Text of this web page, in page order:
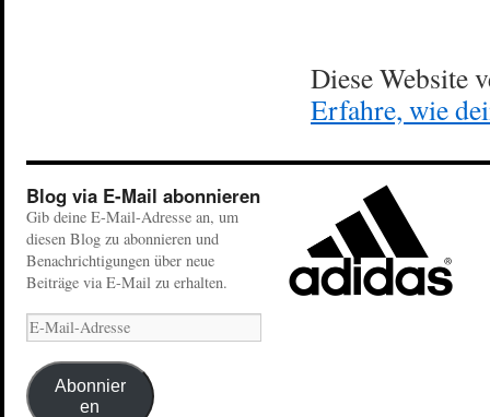
Diese Website
Erfahre, wie
Blog via E-Mail abonnieren
Gib deine E-Mail-Adresse an, um
diesen Blog zu abonnieren und
Benachrichtigungen über neue
Beiträge via E-Mail zu erhalten.
Abonnier
en